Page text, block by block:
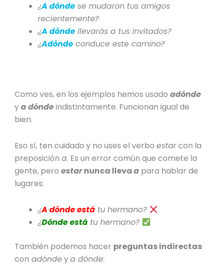
¿A dónde se mudaron tus amigos
recientemente?
¿A dónde llevarás a tus invitados?
¿Adónde conduce este camino?
Como ves, en los ejemplos hemos usadoadónde
ya dóndeindistintamente. Funcionan igual de
bien.
Eso sí, ten cuidado y no uses el verboestarcon la
preposicióna. Es un error común que comete la
gente, peroestarnunca llevaa para hablar de
lugares:
¿A dónde está tu hermano?
¿Dónde está tu hermano?
También podemos hacer preguntas indirectas
con adóndeya dónde: